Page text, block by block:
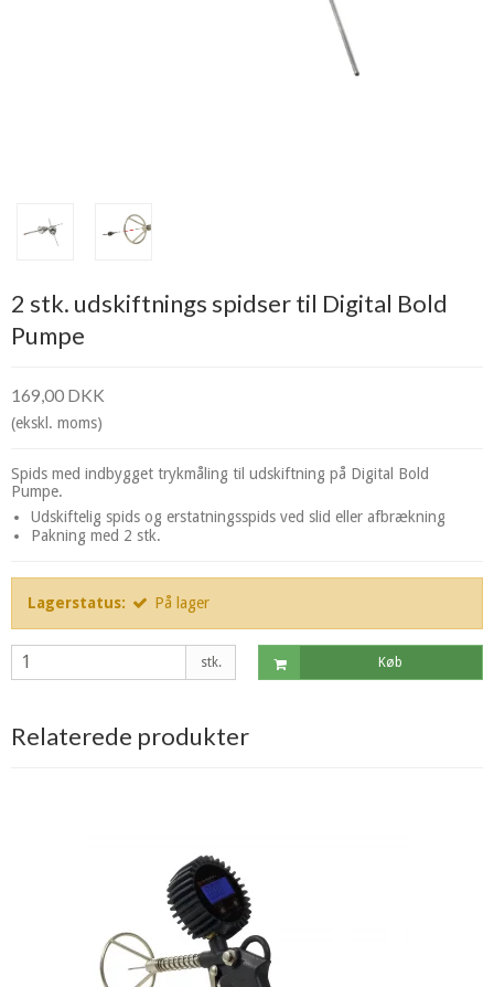
2 stk. udskiftnings spidser til Digital Bold
Pumpe
169,00 DKK
(ekskl. moms)
Spids med indbygget trykmåling til udskiftning på Digital Bold
Pumpe.
Udskiftelig spids og erstatningsspids ved slid eller afbrækning
Pakning med 2 stk.
Lagerstatus: På lager
stk. Køb
Relaterede produkter